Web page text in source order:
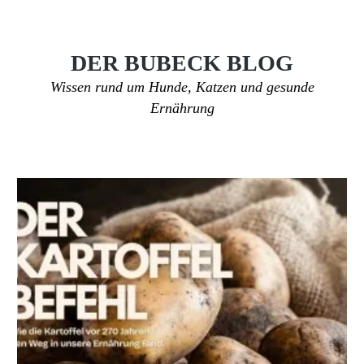
DER BUBECK BLOG
Wissen rund um Hunde, Katzen und gesunde
Ernährung